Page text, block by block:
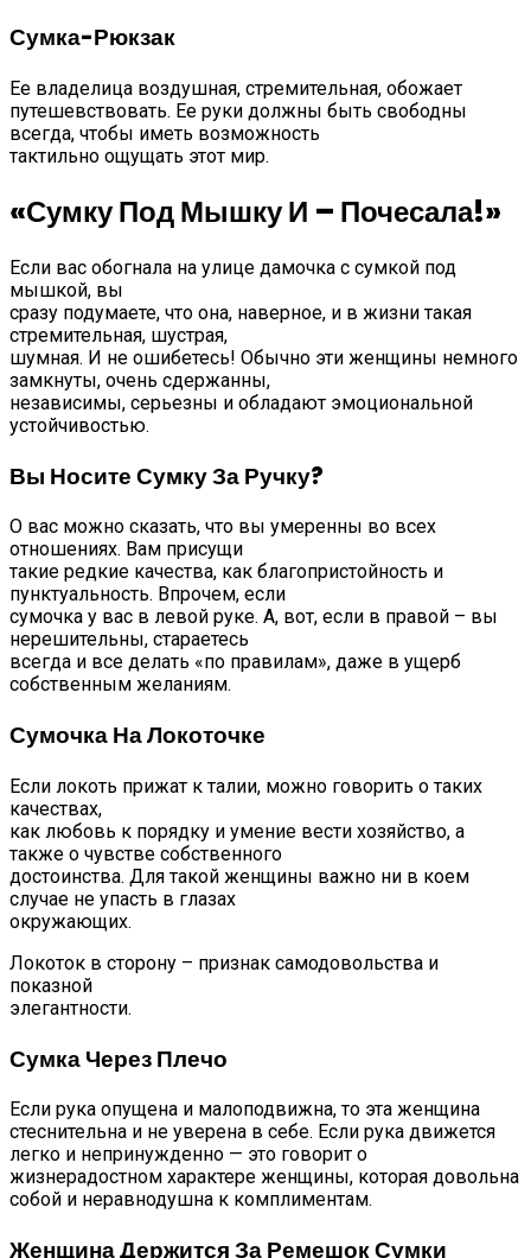
Сумка-Рюкзак
Ее владелица воздушная, стремительная, обожает
путешевствовать. Ее руки должны быть свободны
всегда, чтобы иметь возможность
тактильно ощущать этот мир.
«Сумку Под Мышку И – Почесала!»
Если вас обогнала на улице дамочка с сумкой под
мышкой, вы
сразу подумаете, что она, наверное, и в жизни такая
стремительная, шустрая,
шумная. И не ошибетесь! Обычно эти женщины немного
замкнуты, очень сдержанны,
независимы, серьезны и обладают эмоциональной
устойчивостью.
Вы Носите Сумку За Ручку?
О вас можно сказать, что вы умеренны во всех
отношениях. Вам присущи
такие редкие качества, как благопристойность и
пунктуальность. Впрочем, если
сумочка у вас в левой руке. А, вот, если в правой – вы
нерешительны, стараетесь
всегда и все делать «по правилам», даже в ущерб
собственным желаниям.
Сумочка На Локоточке
Если локоть прижат к талии, можно говорить о таких
качествах,
как любовь к порядку и умение вести хозяйство, а
также о чувстве собственного
достоинства. Для такой женщины важно ни в коем
случае не упасть в глазах
окружающих.
Локоток в сторону – признак самодовольства и
показной
элегантности.
Сумка Через Плечо
Если рука опущена и малоподвижна, то эта женщина
стеснительна и не уверена в себе. Если рука движется
легко и непринужденно — это говорит о
жизнерадостном характере женщины, которая довольна
собой и неравнодушна к комплиментам.
Женщина Держится За Ремешок Сумки